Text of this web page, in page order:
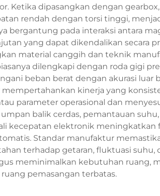
Ketika dipasangkan dengan
rendah dengan torsi tinggi,
bergantung pada interaksi antara
yang dapat dikendalikan secara
material canggih dan teknik
dilengkapi dengan roda gigi
beban berat dengan akurasi luar
kinerja yang
parameter operasional dan
balik cerdas, pemantauan
kecepatan elektronik meningkatkan
Standar manufaktur
terhadap getaran, fluktuasi suhu,
meminimalkan kebutuhan ruang,
pemasangan terbatas.